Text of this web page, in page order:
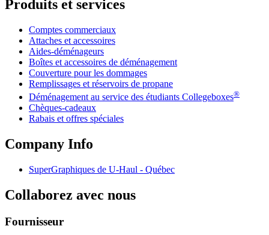
Produits et services
Comptes commerciaux
Attaches et accessoires
Aides-déménageurs
Boîtes et accessoires de déménagement
Couverture pour les dommages
Remplissages et réservoirs de propane
Déménagement au service des étudiants Collegeboxes®
Chèques-cadeaux
Rabais et offres spéciales
Company Info
SuperGraphiques de U-Haul - Québec
Collaborez avec nous
Fournisseur